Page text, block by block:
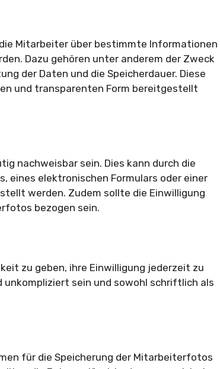
Mitarbeiter über bestimmte Informationen
Dazu gehören unter anderem der Zweck
der Daten und die Speicherdauer. Diese
und transparenten Form bereitgestellt
nachweisbar sein. Dies kann durch die
eines elektronischen Formulars oder einer
werden. Zudem sollte die Einwilligung
bezogen sein.
zu geben, ihre Einwilligung jederzeit zu
sein und sowohl schriftlich als
für die Speicherung der Mitarbeiterfotos